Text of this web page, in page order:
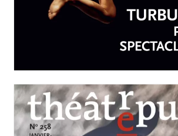
N°259
Turbulences : poésie et
spectacle vivant